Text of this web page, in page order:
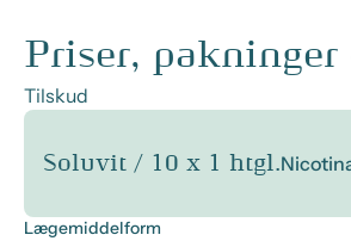
Priser,
Tilskud
Soluvit / 10 x 1 htgl.
Lægemiddelform